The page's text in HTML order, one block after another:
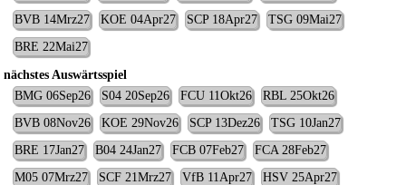
BVB 14Mrz27
KOE 04Apr27 SCP 18Apr27
TSG 09Mai27
BRE 22Mai27
nächstes Auswärtsspiel
BMG 06Sep26
S04 20Sep26 FCU 11Okt26
RBL 25Okt26
BVB 08Nov26
KOE 29Nov26 SCP 13Dez26
TSG 10Jan27
BRE 17Jan27
B04 24Jan27 FCB 07Feb27
FCA 28Feb27
M05 07Mrz27
SCF 21Mrz27 VfB 11Apr27
HSV 25Apr27